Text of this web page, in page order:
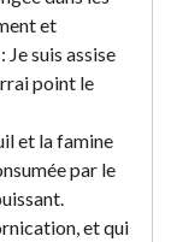
et
suis assise
point le
et la famine
par le
et qui